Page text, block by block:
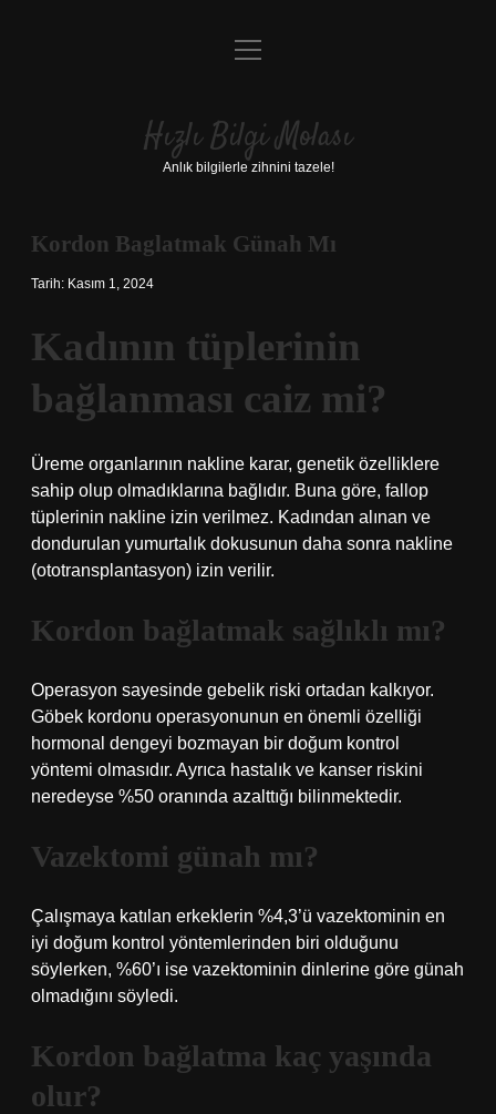
Anasayfa
Yasal Uyarı
menüyü
Hızlı Bilgi Molası
Anlık bilgilerle zihnini tazele!
Kordon Baglatmak Günah Mı
Tarih: Kasım 1, 2024
Kadının tüplerinin
bağlanması caiz mi?
Üreme organlarının nakline karar, genetik özelliklere
sahip olup olmadıklarına bağlıdır. Buna göre, fallop
tüplerinin nakline izin verilmez. Kadından alınan ve
dondurulan yumurtalık dokusunun daha sonra nakline
(ototransplantasyon) izin verilir.
Kordon bağlatmak sağlıklı mı?
Operasyon sayesinde gebelik riski ortadan kalkıyor.
Göbek kordonu operasyonunun en önemli özelliği
hormonal dengeyi bozmayan bir doğum kontrol
yöntemi olmasıdır. Ayrıca hastalık ve kanser riskini
neredeyse %50 oranında azalttığı bilinmektedir.
Vazektomi günah mı?
Çalışmaya katılan erkeklerin %4,3’ü vazektominin en
iyi doğum kontrol yöntemlerinden biri olduğunu
söylerken, %60’ı ise vazektominin dinlerine göre günah
olmadığını söyledi.
Kordon bağlatma kaç yaşında
olur?